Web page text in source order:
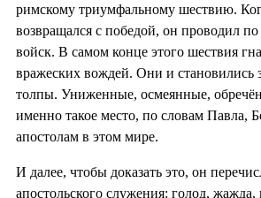
римскому триумфальному шествию.
возвращался с победой, он проводил
войск. В самом конце этого шествия
вражеских вождей. Они и становились
толпы. Униженные, осмеянные,
именно такое место, по словам Павла,
апостолам в этом мире.
И далее, чтобы доказать это, он
апостольского служения: голод, жажда,